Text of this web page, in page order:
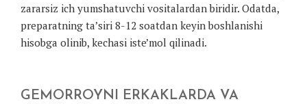
zararsiz ich yumshatuvchi vositalardan biridir. Odatda,
preparatning ta’siri 8-12 soatdan keyin boshlanishi
hisobga olinib, kechasi iste’mol qilinadi.
GEMORROYNI ERKAKLARDA VA